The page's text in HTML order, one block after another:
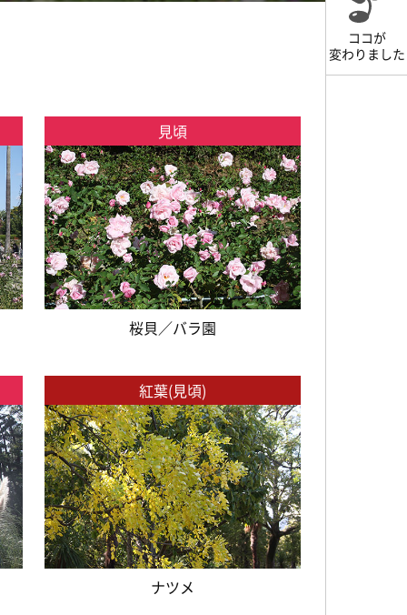
ココが
変わりました
見頃
桜貝／バラ園
紅葉(見頃)
ナツメ